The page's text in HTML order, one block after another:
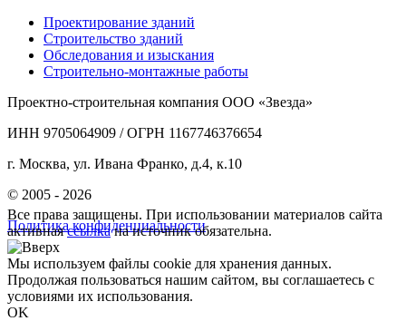
Проектирование зданий
Строительство зданий
Обследования и изыскания
Строительно-монтажные работы
Проектно-строительная компания ООО «Звезда»
ИНН 9705064909 / ОГРН 1167746376654
г. Москва, ул. Ивана Франко, д.4, к.10
© 2005 - 2026
Политика конфиденциальности
Все права защищены. При использовании материалов сайта
активнаяссылкана источник обязательна.
Мы используем файлы cookie для хранения данных.
Продолжая пользоваться нашим сайтом, вы соглашаетесь с
условиями их использования.
OK